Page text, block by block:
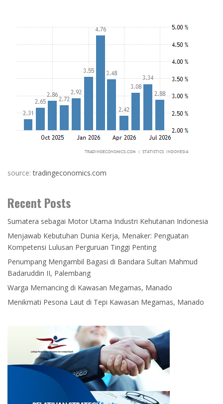
source:tradingeconomics.com
Recent Posts
Sumatera sebagai Motor Utama Industri Kehutanan Indonesia
Menjawab Kebutuhan Dunia Kerja, Menaker: Penguatan
Kompetensi Lulusan Perguruan Tinggi Penting
Penumpang Mengambil Bagasi di Bandara Sultan Mahmud
Badaruddin II, Palembang
Warga Memancing di Kawasan Megamas, Manado
Menikmati Pesona Laut di Tepi Kawasan Megamas, Manado